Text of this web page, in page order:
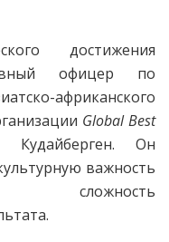
достижения
офицер по
африканского
Global Best
Кудайберген. Он
важность
сложность